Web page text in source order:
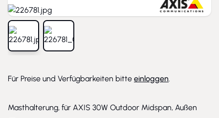
Masthalterung, für AXIS 30W Outdoor Midspan, Außen
Für Preise und Verfügbarkeiten bitte einloggen.
View larger image